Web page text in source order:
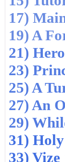
17)
19) A
21)
23)
25) A
27) An
29)
31)
33) Vize